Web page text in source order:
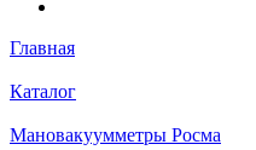
Главная
Каталог
Мановакуумметры Росма